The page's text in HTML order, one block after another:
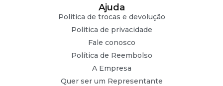
Ajuda
Politica de trocas e devolução
Politica de privacidade
Fale conosco
Política de Reembolso
A Empresa
Quer ser um Representante